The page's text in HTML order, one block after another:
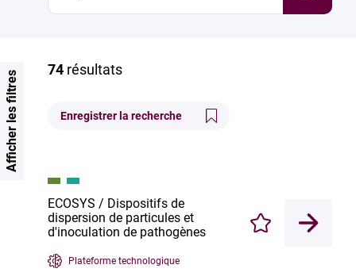
74 résultats
Enregistrer la recherche
ECOSYS / Dispositifs de
dispersion de particules et
d'inoculation de pathogènes
Plateforme technologique
Enregistrer
Afficher les filtres